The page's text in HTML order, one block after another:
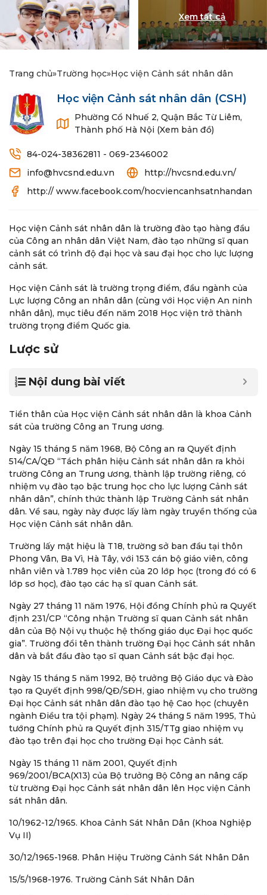
Trang chủ»Trường học»Học viện Cảnh sát nhân dân
Học viện Cảnh sát nhân dân (CSH)
Phường Cổ Nhuế 2, Quận Bắc Từ Liêm,
Thành phố Hà Nội (Xem bản đồ)
84-024-38362811 - 069-2346002
info@hvcsnd.edu.vn
http://hvcsnd.edu.vn/
http:// www.facebook.com/hocviencanhsatnhandan
Học viện Cảnh sát nhân dân là trường đào tạo hàng đầu
của Công an nhân dân Việt Nam, đào tạo những sĩ quan
cảnh sát có trình độ đại học và sau đại học cho lực lượng
cảnh sát.
Học viện Cảnh sát là trường trọng điểm, đầu ngành của
Lực lượng Công an nhân dân (cùng với Học viện An ninh
nhân dân), mục tiêu đến năm 2018 Học viện trở thành
trường trọng điểm Quốc gia.
Lược sử
Nội dung bài viết
Tiền thân của Học viện Cảnh sát nhân dân là khoa Cảnh
sát của trường Công an Trung ương.
Ngày 15 tháng 5 năm 1968, Bộ Công an ra Quyết định
514/CA/QĐ “Tách phân hiệu Cảnh sát nhân dân ra khỏi
trường Công an Trung ương, thành lập trường riêng, có
nhiệm vụ đào tạo bậc trung học cho lực lượng Cảnh sát
nhân dân”, chính thức thành lập Trường Cảnh sát nhân
dân. Về sau, ngày này được lấy làm ngày truyền thống của
Học viện Cảnh sát nhân dân.
Trường lấy mật hiệu là T18, trường sở ban đầu tại thôn
Phong Vân, Ba Vì, Hà Tây, với 153 cán bộ giáo viên, công
nhân viên và 1.789 học viên của 20 lớp học (trong đó có 6
lớp sơ học), đào tạo các hạ sĩ quan Cảnh sát.
Ngày 27 tháng 11 năm 1976, Hội đồng Chính phủ ra Quyết
định 231/CP “Công nhận Trường sĩ quan Cảnh sát nhân
dân của Bộ Nội vụ thuộc hệ thống giáo dục Đại học quốc
gia”. Trường đổi tên thành trường Đại học Cảnh sát nhân
dân và bắt đầu đào tạo sĩ quan Cảnh sát bậc đại học.
Ngày 15 tháng 5 năm 1992, Bộ trưởng Bộ Giáo dục và Đào
tạo ra Quyết định 998/QĐ/SĐH, giao nhiệm vụ cho trường
Đại học Cảnh sát nhân dân đào tạo hệ Cao học (chuyên
ngành Điều tra tội phạm). Ngày 24 tháng 5 năm 1995, Thủ
tướng Chính phủ ra Quyết định 315/TTg giao nhiệm vụ
đào tạo trên đại học cho trường Đại học Cảnh sát.
Ngày 15 tháng 11 năm 2001, Quyết định
969/2001/BCA(X13) của Bộ trưởng Bộ Công an nâng cấp
từ trường Đại học Cảnh sát nhân dân lên Học viện Cảnh
sát nhân dân.
10/1962-12/1965. Khoa Cảnh Sát Nhân Dân (Khoa Nghiệp
Vụ II)
30/12/1965-1968. Phân Hiệu Trường Cảnh Sát Nhân Dân
15/5/1968-1976. Trường Cảnh Sát Nhân Dân